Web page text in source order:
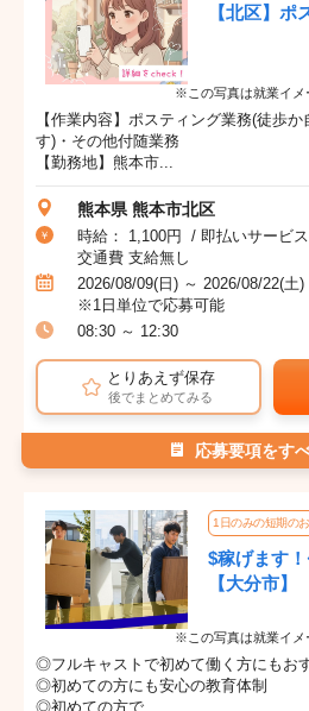
【北区】ポ
※この写真は就業イメ
【作業内容】ポスティング業務(徒歩
す)・その他付随業務
【勤務地】熊本市...
熊本県 熊本市北区
時給： 1,100円 / 即払いサービ
交通費 支給無し
2026/08/09(日) ～ 2026/08/22(土)
※1日単位で応募可能
08:30 ～ 12:30
とりあえず保存
後でまとめてみる
応募要項をす
1日のみの短期の
$稼げます
【大分市】
※この写真は就業イメ
◎フルキャストで初めて働く方にもお
◎初めての方にも安心の教育体制
◎初めての方で...